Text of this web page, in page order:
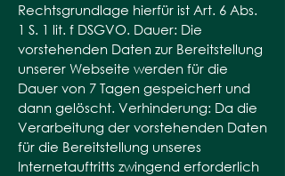
Rechtsgrundlage hierfür ist Art. 6 Abs.
1 S. 1 lit. f DSGVO. Dauer: Die
vorstehenden Daten zur Bereitstellung
unserer Webseite werden für die
Dauer von 7 Tagen gespeichert und
dann gelöscht. Verhinderung: Da die
Verarbeitung der vorstehenden Daten
für die Bereitstellung unseres
Internetauftritts zwingend erforderlich